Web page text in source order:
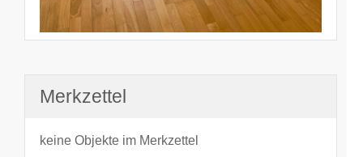
noch nichts angesehen
Merkzettel
keine Objekte im Merkzettel